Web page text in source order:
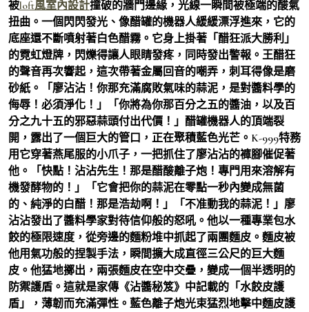
被loft風室內設計撞破的牆門邊緣，光線一瞬間被極端的酸氣
扭曲。一個閃閃發光、像醋罐的機器人緩緩漂浮進來，它的
底座還不斷噴射著白色醋霧。它身上掛著「醋狂派大勝利」
的霓虹燈牌，閃爍得讓人眼睛發疼，同時發出警報。王醋狂
的聲音再次響起，這次帶著金屬回音的嘲弄，刺耳得像是磨
砂紙。「廖沾沾！你那充滿腐敗氣味的蒜泥，是對醬料學的
侮辱！必須淨化！」「你將為你那百分之五的醬油，以及百
分之九十五的邪惡蒜頭付出代價！」醋罐機器人的頂端裂
開，露出了一個巨大的管口，正在聚積藍色光芒。K-999特務
用它穿著燕尾服的小爪子，一把抓住了廖沾沾的褲腳催促著
他。「快點！沾沾先生！那是醋酸離子炮！專門用來溶解有
機發酵物的！」「它會把你的蒜泥在零點一秒內變成無菌
的、純淨的白醋！那是浩劫啊！」「不准動我的蒜泥！」廖
沾沾發出了醬料學家對待信仰般的怒吼。他以一種專業包水
餃的極限速度，從旁邊的麵粉堆中抓起了兩團麵皮。麵皮被
他用氣功般的捏製手法，瞬間擴大成直徑三公尺的巨大麵
皮。他猛地擲出，兩張麵皮在空中交疊，變成一個半透明的
防禦護盾。這就是家傳《沾醬秘笈》中記載的「水餃皮護
盾」，薄韌而充滿彈性。藍色離子炮光束猛烈地擊中麵皮護